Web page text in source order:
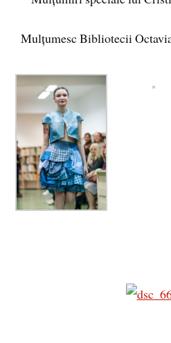
Mulțumesc Bibliotecii